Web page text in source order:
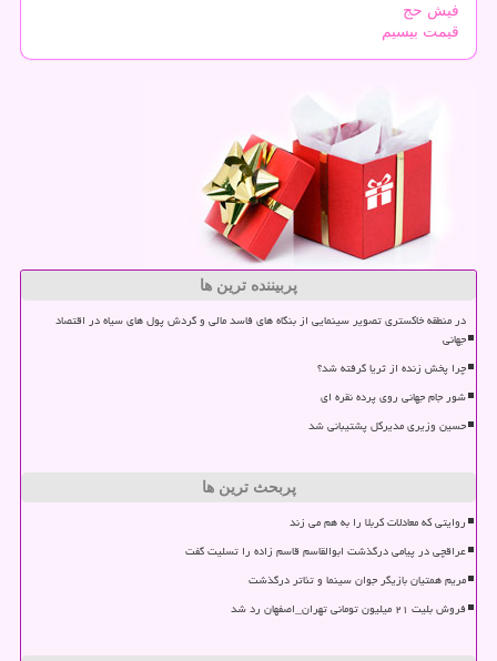
فیش حج
قیمت بیسیم
پربیننده ترین ها
در منطقه خاکستری تصویر سینمایی از بنگاه های فاسد مالی و گردش پول های سیاه در اقتصاد
جهانی
چرا پخش زنده از ثریا گرفته شد؟
شور جام جهانی روی پرده نقره ای
حسین وزیری مدیرکل پشتیبانی شد
پربحث ترین ها
روایتی که معادلات کربلا را به هم می زند
عراقچی در پیامی درگذشت ابوالقاسم قاسم زاده را تسلیت گفت
مریم همتیان بازیگر جوان سینما و تئاتر درگذشت
فروش بلیت ۲۱ میلیون تومانی تهران_اصفهان رد شد